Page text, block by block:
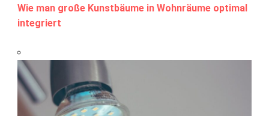
Wie man große Kunstbäume in Wohnräume optimal
integriert